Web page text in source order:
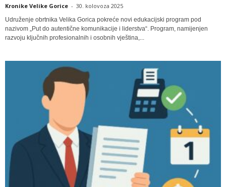
Kronike Velike Gorice - 30. kolovoza 2025
Udruženje obrtnika Velika Gorica pokreće novi edukacijski program pod
nazivom „Put do autentične komunikacije i liderstva“. Program, namijenjen
razvoju ključnih profesionalnih i osobnih vještina,...